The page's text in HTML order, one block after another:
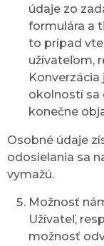
údaje zo
formulára a
to prípad
užívateľom,
okolností sa
konečne
Osobné údaje
odosielania sa
vymažú.
Možnosť
Užívateľ,
možnosť